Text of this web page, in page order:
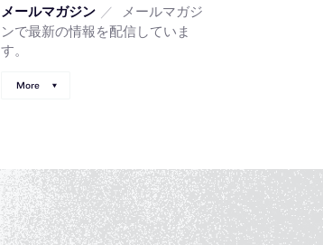
メールマガジン ／
メールマガジ
ンで最新の情報を配信していま
す。
More